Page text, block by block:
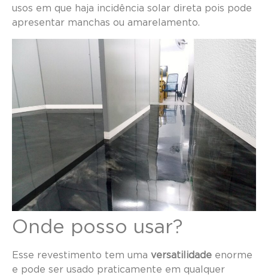
usos em que haja incidência solar direta pois pode
apresentar manchas ou amarelamento.
Onde posso usar?
Esse revestimento tem uma versatilidade enorme
e pode ser usado praticamente em qualquer